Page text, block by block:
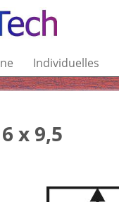
Individuelles
x 9,5